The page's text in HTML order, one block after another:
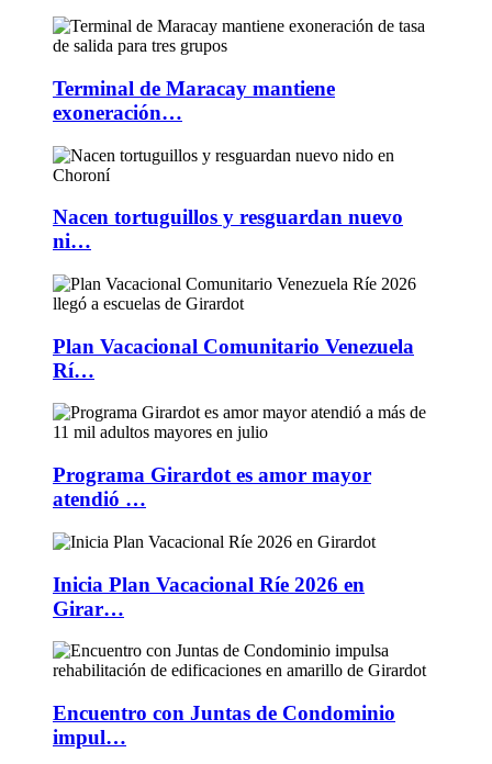
Terminal de Maracay mantiene
exoneración…
Nacen tortuguillos y resguardan nuevo
ni…
Plan Vacacional Comunitario Venezuela
Rí…
Programa Girardot es amor mayor
atendió …
Inicia Plan Vacacional Ríe 2026 en
Girar…
Encuentro con Juntas de Condominio
impul…